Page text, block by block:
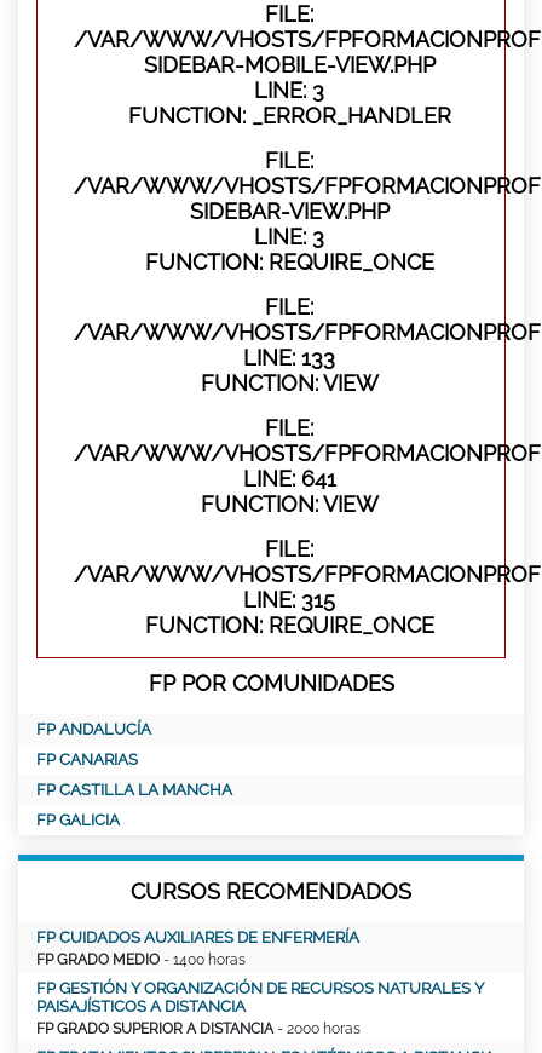
FILE:
/VAR/WWW/VHOSTS/
SIDEBAR-MOBILE-VIEW.PHP
LINE: 3
FUNCTION: _ERROR_HANDLER
FILE:
/VAR/WWW/VHOSTS/
SIDEBAR-VIEW.PHP
LINE: 3
FUNCTION: REQUIRE_ONCE
FILE:
/VAR/WWW/VHOSTS/
LINE: 133
FUNCTION: VIEW
FILE:
/VAR/WWW/VHOSTS/
LINE: 641
FUNCTION: VIEW
FILE:
/VAR/WWW/VHOSTS/
LINE: 315
FUNCTION: REQUIRE_ONCE
FP POR COMUNIDADES
FP ANDALUCÍA
FP CANARIAS
FP CASTILLA LA MANCHA
FP GALICIA
CURSOS RECOMENDADOS
FP CUIDADOS AUXILIARES DE ENFERMERÍA
FP GRADO MEDIO - 1400 horas
FP GESTIÓN Y ORGANIZACIÓN DE RECURSOS NATURALES Y
PAISAJÍSTICOS A DISTANCIA
FP GRADO SUPERIOR A DISTANCIA- 2000 horas